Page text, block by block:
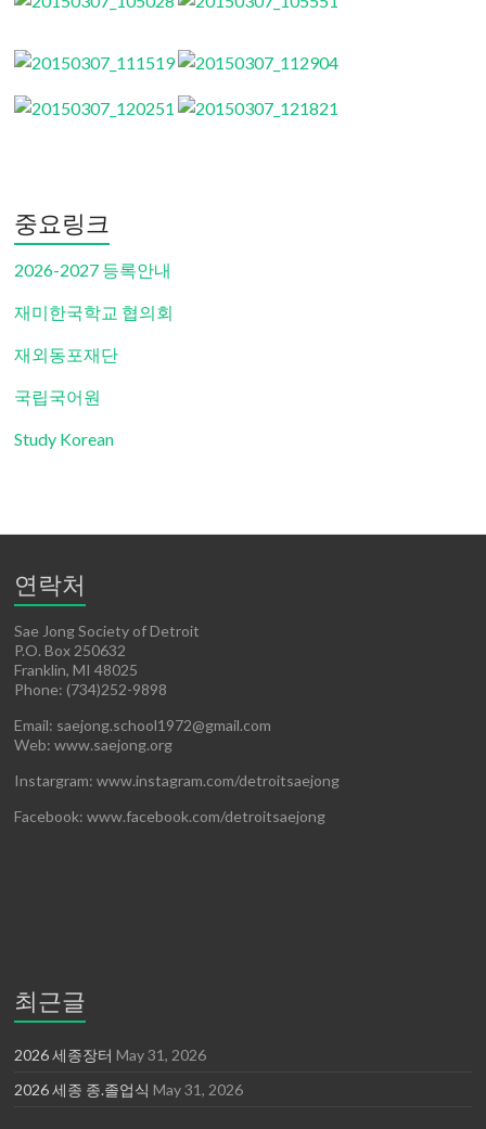
중요링크
2026-2027 등록안내
재미한국학교 협의회
재외동포재단
국립국어원
Study Korean
연락처
Sae Jong Society of Detroit
P.O. Box 250632
Franklin, MI 48025
Phone: (734)252-9898
Email: saejong.school1972@gmail.com
Web: www.saejong.org
Instargram: www.instagram.com/detroitsaejong
Facebook: www.facebook.com/detroitsaejong
최근글
2026 세종장터 May 31, 2026
2026 세종 종.졸업식 May 31, 2026